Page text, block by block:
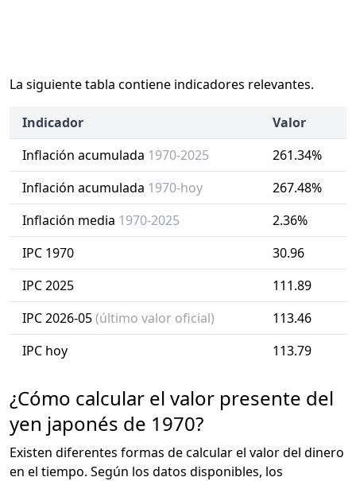
La siguiente tabla contiene indicadores relevantes.
Indicador
Valor
Inflación acumulada 1970-2025
261.34%
Inflación acumulada 1970-hoy
267.48%
Inflación media 1970-2025
2.36%
IPC 1970
30.96
IPC 2025
111.89
IPC 2026-05(último valor oficial)
113.46
IPC hoy
113.79
¿Cómo calcular el valor presente del
yen japonés de 1970?
Existen diferentes formas de calcular el valor del dinero
en el tiempo. Según los datos disponibles, los